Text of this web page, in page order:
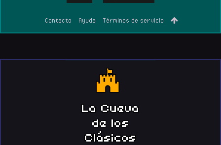
Contacto Ayuda Términos de servicio
La Cueva
de los
Clásicos